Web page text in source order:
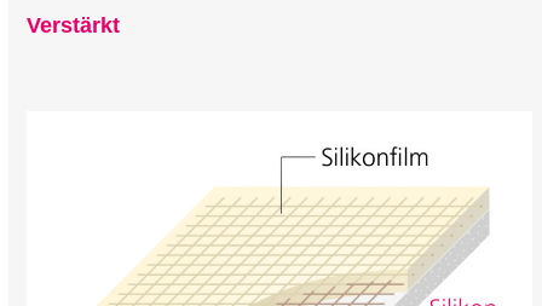
Verstärkt